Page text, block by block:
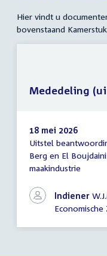
Hier vindt u
bovenstaand
Mededeling
(uitstel
antwoord)
18 mei 2026
Uitstel
Berg en El
maakindustrie
Indiener
Economische
Mededeling